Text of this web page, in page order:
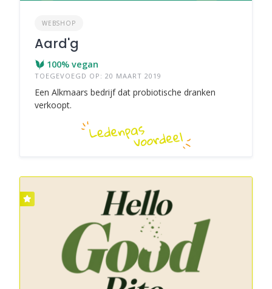
WEBSHOP
Aard'g
100% vegan
TOEGEVOEGD OP: 20 MAART 2019
Een Alkmaars bedrijf dat probiotische dranken
verkoopt.